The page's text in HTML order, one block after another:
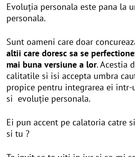
Evoluția personala este pana la
personala.
Sunt oameni care doar
altii care doresc sa se
mai buna versiune a lor. Acestia
calitatile si isi accepta umbra
propice pentru integrarea ei intr-
si evoluție personala.
Ei pun accent pe calatoria catre
si tu ?